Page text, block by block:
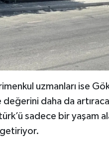
uzmanları ise
değerini daha da
sadece bir yaşam